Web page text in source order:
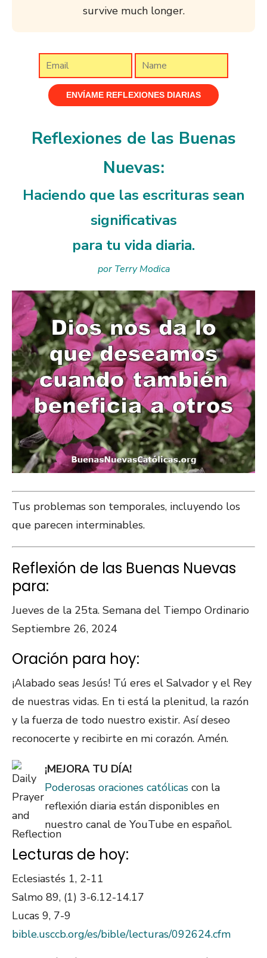
survive much longer.
Reflexiones de las Buenas
Nuevas:
Haciendo que las escrituras sean
significativas
para tu vida diaria.
por Terry Modica
Tus problemas son temporales, incluyendo los
que parecen interminables.
Reflexión de las Buenas Nuevas
para:
Jueves de la 25ta. Semana del Tiempo Ordinario
Septiembre 26, 2024
Oración para hoy:
¡Alabado seas Jesús! Tú eres el Salvador y el Rey
de nuestras vidas. En ti está la plenitud, la razón
y la fuerza de todo nuestro existir. Así deseo
reconocerte y recibirte en mi corazón. Amén.
¡MEJORA TU DÍA!
Poderosas oraciones católicas con la
reflexión diaria están disponibles en
nuestro canal de YouTube en español.
Lecturas de hoy:
Eclesiastés 1, 2-11
Salmo 89, (1) 3-6.12-14.17
Lucas 9, 7-9
bible.usccb.org/es/bible/lecturas/092624.cfm